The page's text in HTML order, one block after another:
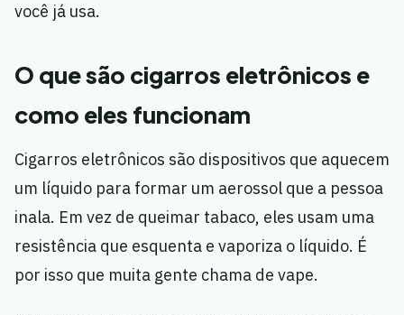
você já usa.
O que são cigarros eletrônicos e
como eles funcionam
Cigarros eletrônicos são dispositivos que aquecem
um líquido para formar um aerossol que a pessoa
inala. Em vez de queimar tabaco, eles usam uma
resistência que esquenta e vaporiza o líquido. É
por isso que muita gente chama de vape.